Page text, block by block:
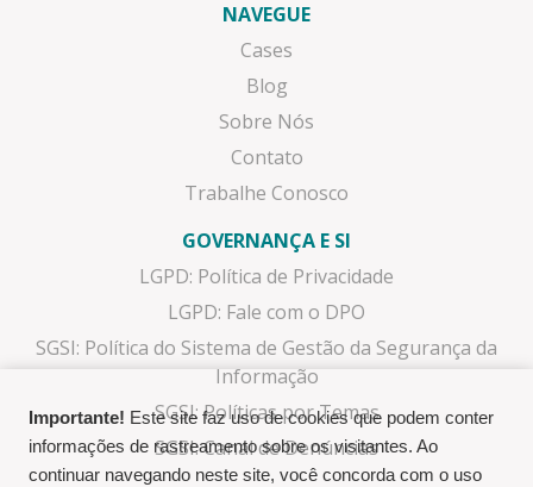
NAVEGUE
Cases
Blog
Sobre Nós
Contato
Trabalhe Conosco
GOVERNANÇA E SI
LGPD: Política de Privacidade
LGPD: Fale com o DPO
SGSI: Política do Sistema de Gestão da Segurança da
Informação
SGSI: Políticas por Temas
SGSI: Canal de Denúncias
Importante! Este site faz uso de cookies que podem conter
informações de rastreamento sobre os visitantes. Ao
continuar navegando neste site, você concorda com o uso